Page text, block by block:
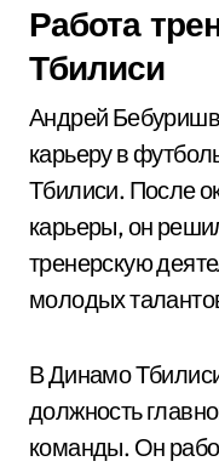
Работа
Тбилиси
Андрей
карьеру в
Тбилиси. После
карьеры, он
тренерскую
молодых
В Динамо
должность
команды. Он